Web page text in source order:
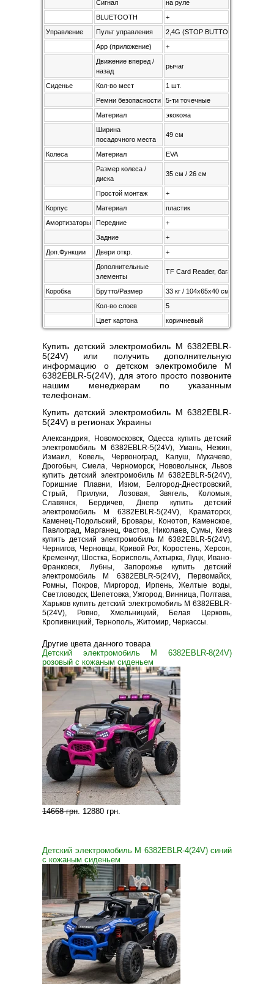
Сигнал
на руле
BLUETOOTH
+
Управление
Пульт управления
2,4G (STOP BUTTON)
App (приложение)
+
Движение вперед /
назад
рычаг
Сиденье Кол-во мест
1 шт.
Ремни безопасности
5-ти точечные
Материал
экокожа
Ширина
посадочного места
49 см
Колеса Материал
EVA
Размер колеса /
диска
35 см / 26 см
Простой монтаж
+
Корпус
Материал
пластик
Амортизаторы
Передние
+
Задние
+
Доп.Функции
Двери откр.
+
Дополнительные
элементы
TF Card Reader, багажник для
Коробка Брутто/Размер
33 кг / 104х65х40 см
Кол-во слоев
5
Цвет картона
коричневый
Купить детский электромобиль M 6382EBLR-
5(24V) или получить дополнительную
информацию о детском электромобиле M
6382EBLR-5(24V), для этого просто позвоните
нашим менеджерам по указанным
телефонам.
Купить детский электромобиль M 6382EBLR-
5(24V) в регионах Украины
Александрия, Новомосковск, Одесса купить детский
электромобиль M 6382EBLR-5(24V), Умань, Нежин,
Измаил, Ковель, Червоноград, Калуш, Мукачево,
Дрогобыч, Смела, Черноморск, Нововолынск, Львов
купить детский электромобиль M 6382EBLR-5(24V),
Горишние Плавни, Изюм, Белгород-Днестровский,
Стрый, Прилуки, Лозовая, Звягель, Коломыя,
Славянск, Бердичев, Днепр купить детский
электромобиль M 6382EBLR-5(24V), Краматорск,
Каменец-Подольский, Бровары, Конотоп, Каменское,
Павлоград, Марганец, Фастов, Николаев, Сумы, Киев
купить детский электромобиль M 6382EBLR-5(24V),
Чернигов, Черновцы, Кривой Рог, Коростень, Херсон,
Кременчуг, Шостка, Борисполь, Ахтырка, Луцк, Ивано-
Франковск, Лубны, Запорожье купить детский
электромобиль M 6382EBLR-5(24V), Первомайск,
Ромны, Покров, Миргород, Ирпень, Желтые воды,
Светловодск, Шепетовка, Ужгород, Винница, Полтава,
Харьков купить детский электромобиль M 6382EBLR-
5(24V), Ровно, Хмельницкий, Белая Церковь,
Кропивницкий, Тернополь, Житомир, Черкассы.
Другие цвета данного товара
Детский электромобиль M 6382EBLR-8(24V)
розовый с кожаным сиденьем
14668 грн. 12880 грн.
Детский электромобиль M 6382EBLR-4(24V) синий
с кожаным сиденьем